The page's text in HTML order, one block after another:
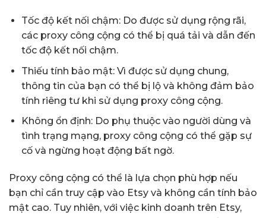
Tốc độ kết nối chậm: Do được sử dụng rộng rãi,
các proxy công cộng có thể bị quá tải và dẫn đến
tốc độ kết nối chậm.
Thiếu tính bảo mật: Vì được sử dụng chung,
thông tin của bạn có thể bị lộ và không đảm bảo
tính riêng tư khi sử dụng proxy công cộng.
Không ổn định: Do phụ thuộc vào người dùng và
tình trạng mạng, proxy công cộng có thể gặp sự
cố và ngừng hoạt động bất ngờ.
Proxy công cộng có thể là lựa chọn phù hợp nếu
bạn chỉ cần truy cập vào Etsy và không cần tính bảo
mật cao. Tuy nhiên, với việc kinh doanh trên Etsy,